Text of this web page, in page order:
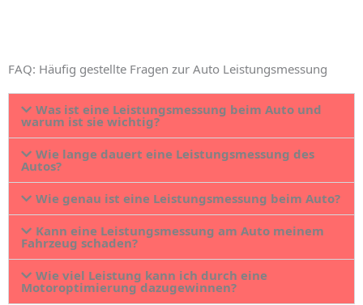
FAQ: Häufig gestellte Fragen zur Auto Leistungsmessung
Was ist eine Leistungsmessung beim Auto und
warum ist sie wichtig?
Wie lange dauert eine Leistungsmessung des
Autos?
Wie genau ist eine Leistungsmessung beim Auto?
Kann eine Leistungsmessung am Auto meinem
Fahrzeug schaden?
Wie viel Leistung kann ich durch eine
Motoroptimierung dazugewinnen?